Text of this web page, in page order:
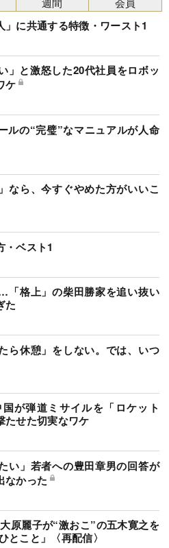
」に共通する特徴・ワースト1
」と激怒した20代社員をロボッ
ケ
ルの“完璧”なマニュアルが人命
なら、今すぐやめた方がいいこ
・ベスト1
「格上」の柴田勝家を追い抜い
た
ら休憩」をしない。では、いつ
が弾道ミサイルを「ロケット
たせた切実なワケ
い」若者への豊田章男の回答が
なかった
原麗子が“激おこ”の五木寛之を
とこと」〈再配信〉